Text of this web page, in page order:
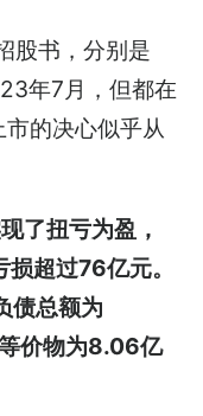
股书，分别是
年7月，但都在
的决心似乎从
了扭亏为盈，
超过76亿元。
债总额为
价物为8.06亿